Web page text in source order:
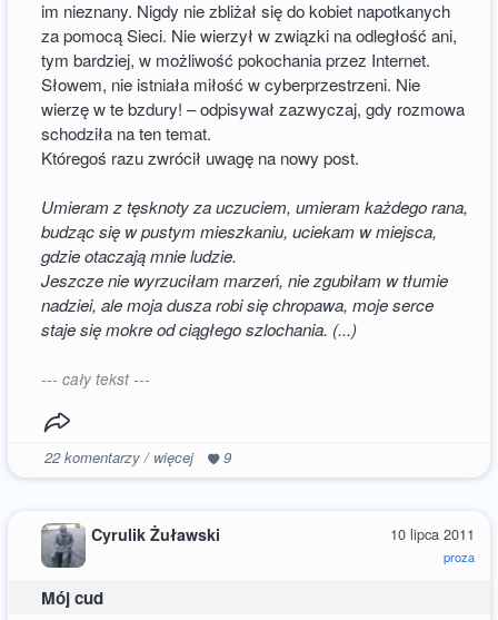
im nieznany. Nigdy nie zbliżał się do kobiet napotkanych
za pomocą Sieci. Nie wierzył w związki na odległość ani,
tym bardziej, w możliwość pokochania przez Internet.
Słowem, nie istniała miłość w cyberprzestrzeni. Nie
wierzę w te bzdury! – odpisywał zazwyczaj, gdy rozmowa
schodziła na ten temat.
Któregoś razu zwrócił uwagę na nowy post.
Umieram z tęsknoty za uczuciem, umieram każdego rana,
budząc się w pustym mieszkaniu, uciekam w miejsca,
gdzie otaczają mnie ludzie.
Jeszcze nie wyrzuciłam marzeń, nie zgubiłam w tłumie
nadziei, ale moja dusza robi się chropawa, moje serce
staje się mokre od ciągłego szlochania. (...)
--- cały tekst ---
22komentarzy / więcej 9
10 lipca 2011
proza
Cyrulik Żuławski
Mój cud